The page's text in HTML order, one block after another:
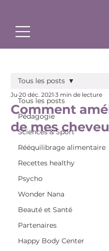
Tous les posts
Pédagogie
Sciences & Sport
Rééquilibrage alimentaire
Recettes healthy
Psycho
Wonder Nana
Beauté et Santé
Partenaires
Happy Body Center
Tous les posts
Comment
de mes
Ju 20 déc. 2021 3 min de lecture